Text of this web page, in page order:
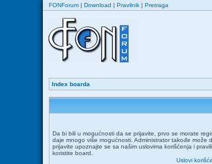
FONForum | Download | Pravilnik | Pretraga
Index boarda
Da bi bili u mogućnosti da se prijavite, prvo se morate
daje mnogo više mogućnosti. Administrator takođe može
prijavite upoznajte se sa našim uslovima korišćenja i
koristite board.
Uslovi